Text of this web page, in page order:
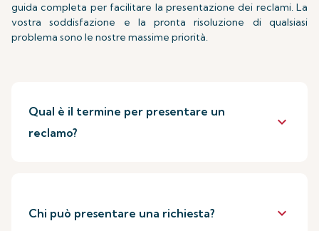
guida completa per facilitare la presentazione dei reclami. La
vostra soddisfazione e la pronta risoluzione di qualsiasi
problema sono le nostre massime priorità.
Qual è il termine per presentare un
reclamo?
keyboard_arrow_down
Chi può presentare una richiesta? keyboard_arrow_down